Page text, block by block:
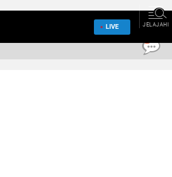
LIVE JELAJAHI